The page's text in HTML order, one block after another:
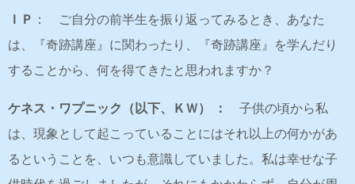
ＩＰ ： ご自分の前半生を振り返ってみるとき、あなた
は、『奇跡講座』に関わったり、『奇跡講座』を学んだり
することから、何を得てきたと思われますか？
ケネス・ワプニック（以下、ＫＷ） ：
子供の頃から私
は、現象として起こっていることにはそれ以上の何かがあ
るということを、いつも意識していました。私は幸せな子